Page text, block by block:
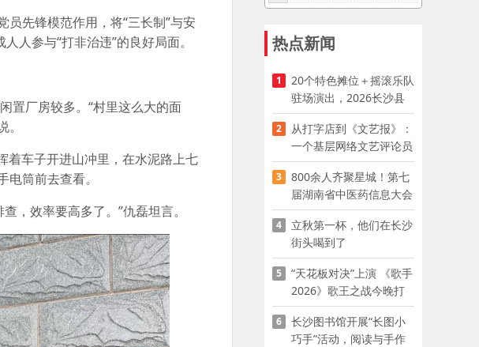
员先锋模范作用，将“三长制”与安
人参与“打非治违”的良好局面。
置厂房较多。“村里这么大的面
着车子开进山冲里，在水泥路上七
筒前去查看。
，效率要高多了。”仇磊坦言。
热点新闻
1
20个特色摊位＋摇滚乐队
驻场演出，2026长沙县
夜市嘉年华启幕
2
从打字店到《文艺报》：
一个基层网络文艺评论员
的突围
3
800余人齐聚星城！第七
届湖南省中医药信息大会
开幕，AI正在“读懂”古老
中医
4
立秋第一杯，他们在长沙
街头喝到了
5
“天花板对决”上演 《歌手
2026》歌王之战今晚打
响
6
长沙图书馆开展“长图小
巧手”活动，阅读与手作